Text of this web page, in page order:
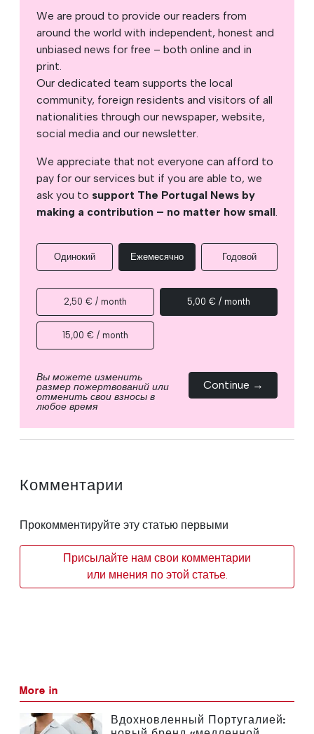
We are proud to provide our readers from
around the world with independent, honest and
unbiased news for free – both online and in
print.
Our dedicated team supports the local
community, foreign residents and visitors of all
nationalities through our newspaper, website,
social media and our newsletter.
We appreciate that not everyone can afford to
pay for our services but if you are able to, we
ask you to support The Portugal News by
making a contribution – no matter how small
Одинокий Ежемесячно Годовой
2,50 € / month 5,00 € / month
15,00 € / month
Вы можете изменить
размер пожертвований или
отменить свои взносы в
любое время
Continue →
Комментарии
Прокомментируйте эту статью первыми
Присылайте нам свои комментарии
или мнения по этой статье.
More in
Вдохновленный Португалией: